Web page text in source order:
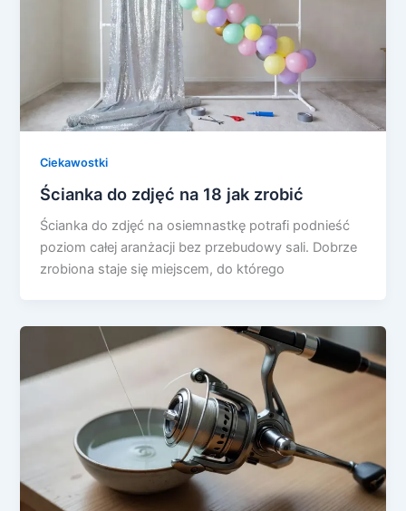
Ciekawostki
Ścianka do zdjęć na 18 jak zrobić
Ścianka do zdjęć na osiemnastkę potrafi podnieść
poziom całej aranżacji bez przebudowy sali. Dobrze
zrobiona staje się miejscem, do którego